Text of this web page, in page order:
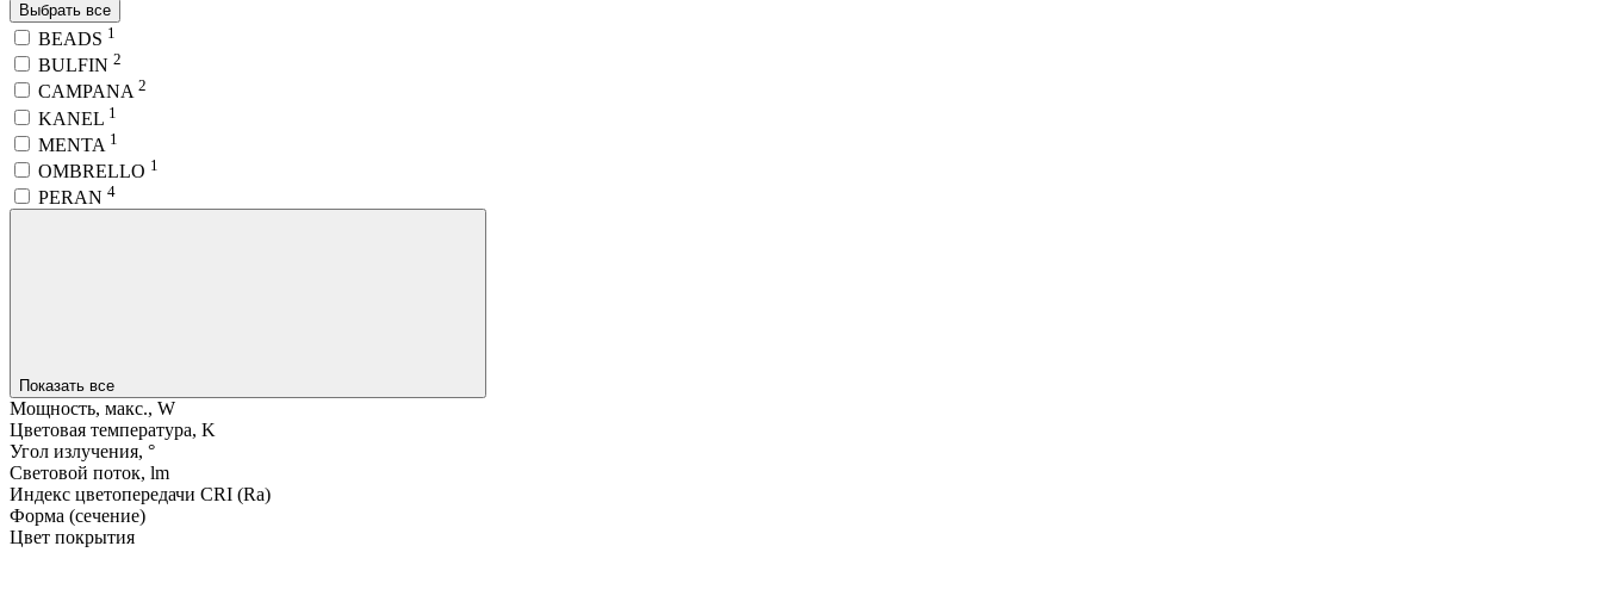
Выбрать все
BEADS 1
BULFIN 2
CAMPANA 2
KANEL 1
MENTA 1
OMBRELLO 1
PERAN 4
Показать все
Мощность, макс., W
Цветовая температура, K
Угол излучения, °
Световой поток, lm
Индекс цветопередачи CRI (Ra)
Форма (сечение)
Цвет покрытия